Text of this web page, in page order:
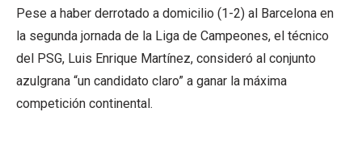
Pese a haber derrotado a domicilio (1-2) al Barcelona en
la segunda jornada de la Liga de Campeones, el técnico
del PSG, Luis Enrique Martínez, consideró al conjunto
azulgrana “un candidato claro” a ganar la máxima
competición continental.